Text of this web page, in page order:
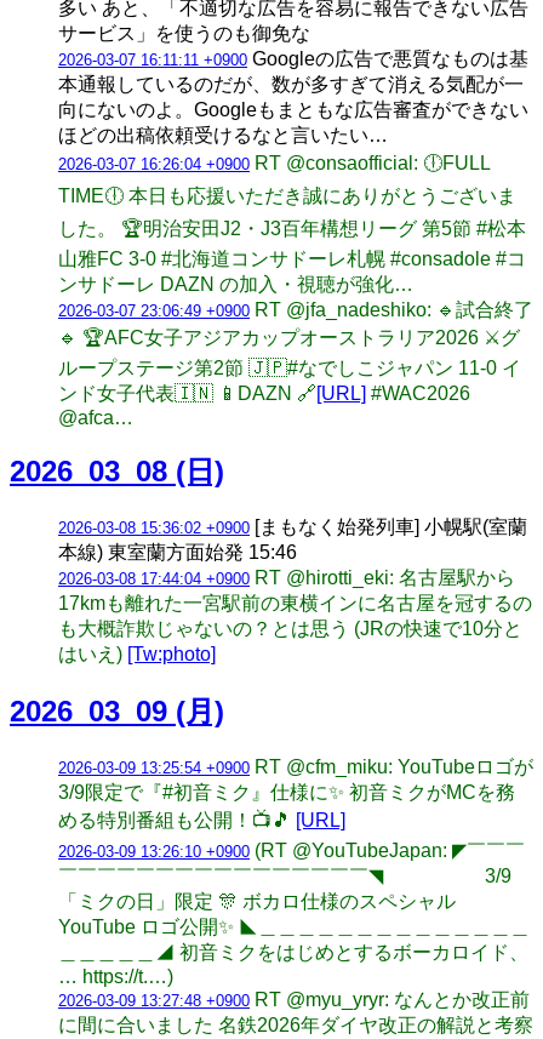
多い あと、「不適切な広告を容易に報告できない広告
サービス」を使うのも御免な
2026-03-07 16:11:11 +0900 Googleの広告で悪質なものは基
本通報しているのだが、数が多すぎて消える気配が一
向にないのよ。Googleもまともな広告審査ができない
ほどの出稿依頼受けるなと言いたい…
2026-03-07 16:26:04 +0900 RT @consaofficial: 🕕FULL
TIME🕕 本日も応援いただき誠にありがとうございま
した。 🏆明治安田J2・J3百年構想リーグ 第5節 #松本
山雅FC 3-0 #北海道コンサドーレ札幌 #consadole #コ
ンサドーレ DAZN の加入・視聴が強化…
2026-03-07 23:06:49 +0900 RT @jfa_nadeshiko: 🔹試合終了
🔹 🏆AFC女子アジアカップオーストラリア2026 ⚔️グ
ループステージ第2節 🇯🇵#なでしこジャパン 11-0 イ
ンド女子代表🇮🇳 📱DAZN 🔗[URL] #WAC2026
@afca…
2026_03_08 (日)
2026-03-08 15:36:02 +0900 [まもなく始発列車] 小幌駅(室蘭
本線) 東室蘭方面始発 15:46
2026-03-08 17:44:04 +0900 RT @hirotti_eki: 名古屋駅から
17kmも離れた一宮駅前の東横インに名古屋を冠するの
も大概詐欺じゃないの？とは思う (JRの快速で10分と
はいえ) [Tw:photo]
2026_03_09 (月)
2026-03-09 13:25:54 +0900 RT @cfm_miku: YouTubeロゴが
3/9限定で『#初音ミク』仕様に✨ 初音ミクがMCを務
める特別番組も公開！📺🎵 [URL]
2026-03-09 13:26:10 +0900 (RT @YouTubeJapan: ◤￣￣￣
￣￣￣￣￣￣￣￣￣￣￣￣￣￣￣￣◥ 3/9
「ミクの日」限定 🎊 ボカロ仕様のスペシャル
YouTube ロゴ公開✨ ◣＿＿＿＿＿＿＿＿＿＿＿＿＿＿
＿＿＿＿＿◢ 初音ミクをはじめとするボーカロイド、
… https://t.…)
2026-03-09 13:27:48 +0900 RT @myu_yryr: なんとか改正前
に間に合いました 名鉄2026年ダイヤ改正の解説と考察